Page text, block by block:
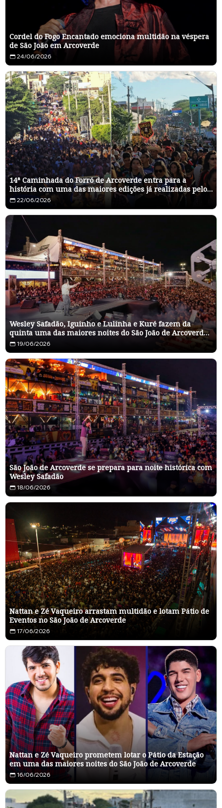
Cordel do Fogo Encantado emociona multidão na véspera
de São João em Arcoverde
24/06/2026
14ª Caminhada do Forró de Arcoverde entra para a
história com uma das maiores edições já realizadas pelo
Cocar
22/06/2026
Wesley Safadão, Iguinho e Lulinha e Kuré fazem da
quinta uma das maiores noites do São João de Arcoverde
202619/06/2026
São João de Arcoverde se prepara para noite histórica com
Wesley Safadão
18/06/2026
Nattan e Zé Vaqueiro arrastam multidão e lotam Pátio de
Eventos no São João de Arcoverde
17/06/2026
Nattan e Zé Vaqueiro prometem lotar o Pátio da Estação
em uma das maiores noites do São João de Arcoverde
16/06/2026